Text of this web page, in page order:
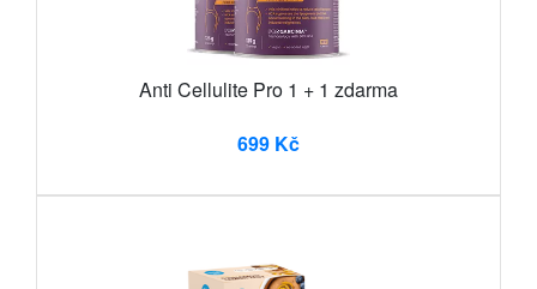
Anti Cellulite Pro 1 + 1 zdarma
699 Kč